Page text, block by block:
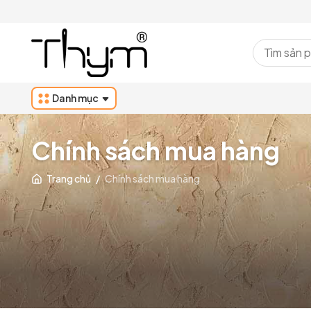
Danh mục
Chính sách mua hàng
Trang chủ / Chính sách mua hàng